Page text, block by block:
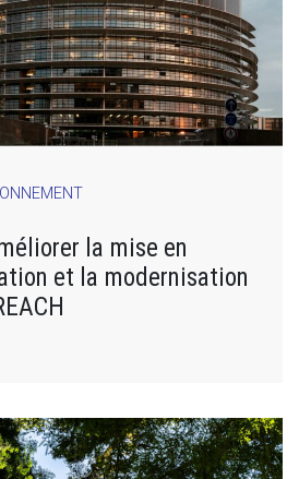
la mise en
et la modernisation